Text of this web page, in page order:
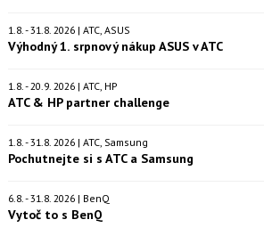
1.8. - 31.8. 2026 | ATC, ASUS
Výhodný 1. srpnový nákup ASUS v ATC
1.8. - 20.9. 2026 | ATC, HP
ATC & HP partner challenge
1.8. - 31.8. 2026 | ATC, Samsung
Pochutnejte si s ATC a Samsung
6.8. - 31.8. 2026 | BenQ
Vytoč to s BenQ